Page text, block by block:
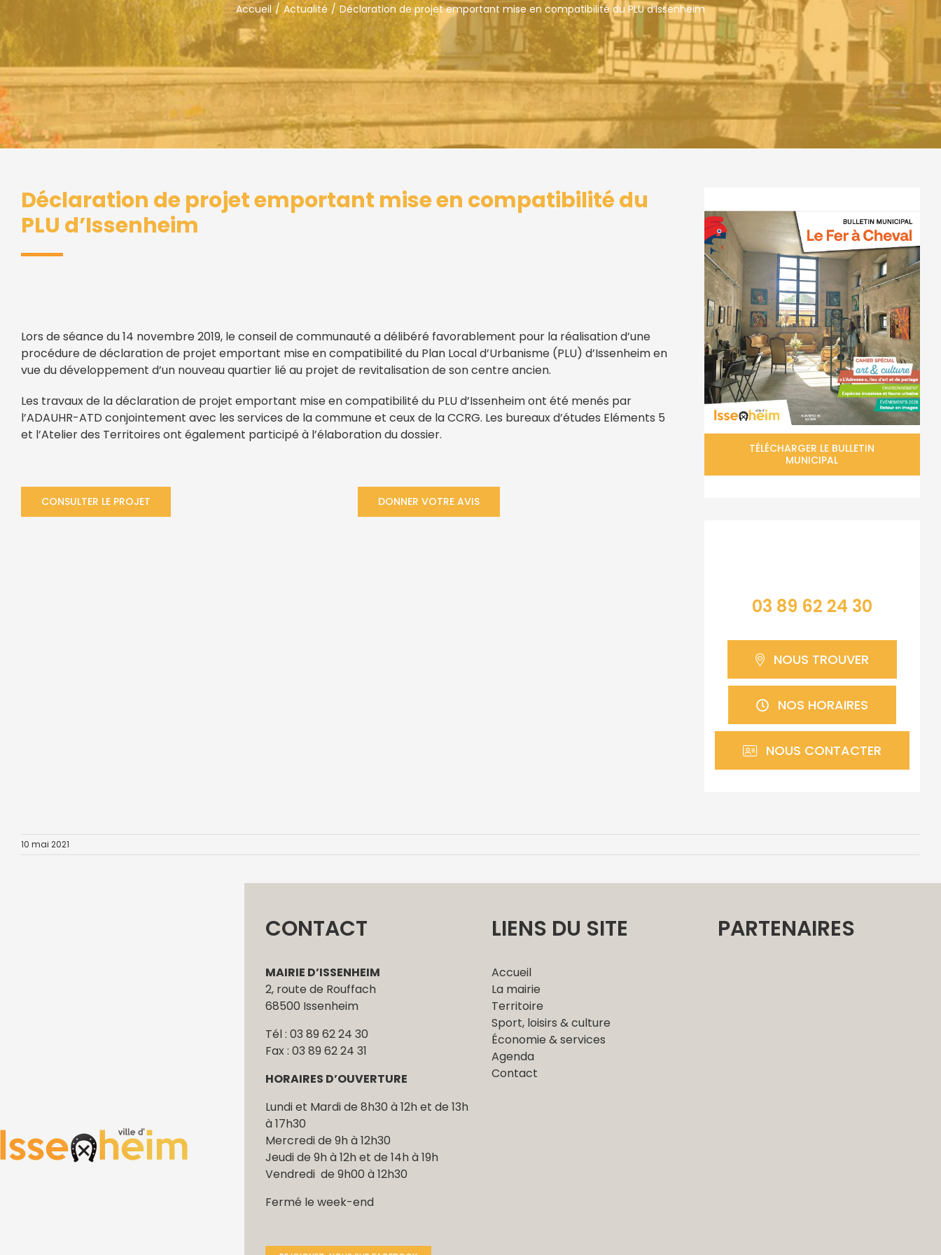
Accueil Actualité Déclaration de projet emportant mise en compatibilité du PLU d’Issenheim
Déclaration de projet emportant mise en compatibilité du
PLU d’Issenheim
Lors de séance du 14 novembre 2019, le conseil de communauté a délibéré favorablement pour la réalisation d’une
procédure de déclaration de projet emportant mise en compatibilité du Plan Local d’Urbanisme (PLU) d’Issenheim en
vue du développement d’un nouveau quartier lié au projet de revitalisation de son centre ancien.
Les travaux de la déclaration de projet emportant mise en compatibilité du PLU d’Issenheim ont été menés par
l’ADAUHR-ATD conjointement avec les services de la commune et ceux de la CCRG. Les bureaux d’études Eléments 5
et l’Atelier des Territoires ont également participé à l’élaboration du dossier.
CONSULTER LE PROJET DONNER VOTRE AVIS
TÉLÉCHARGER LE BULLETIN
MUNICIPAL
03 89 62 24 30
NOUS TROUVER
NOS HORAIRES
NOUS CONTACTER
10 mai 2021
CONTACT
MAIRIE D’ISSENHEIM
2, route de Rouffach
68500 Issenheim
Tél : 03 89 62 24 30
Fax : 03 89 62 24 31
HORAIRES D’OUVERTURE
Lundi et Mardi de 8h30 à 12h et de 13h
à 17h30
Mercredi de 9h à 12h30
Jeudi de 9h à 12h et de 14h à 19h
Vendredi de 9h00 à 12h30
Fermé le week-end
LIENS DU SITE
Accueil
La mairie
Territoire
Sport, loisirs & culture
Économie & services
Agenda
Contact
PARTENAIRES